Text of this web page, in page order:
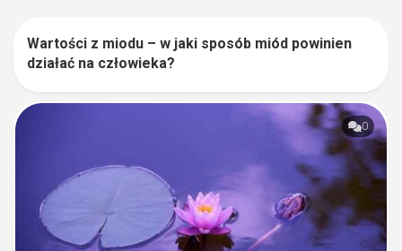
Wartości z miodu – w jaki sposób miód powinien
działać na człowieka?
0